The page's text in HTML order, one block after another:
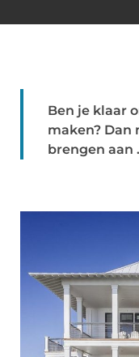
Ben je klaar
maken? Dan
brengen aan